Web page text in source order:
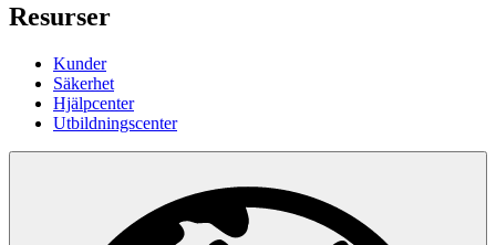
Resurser
Kunder
Säkerhet
Hjälpcenter
Utbildningscenter